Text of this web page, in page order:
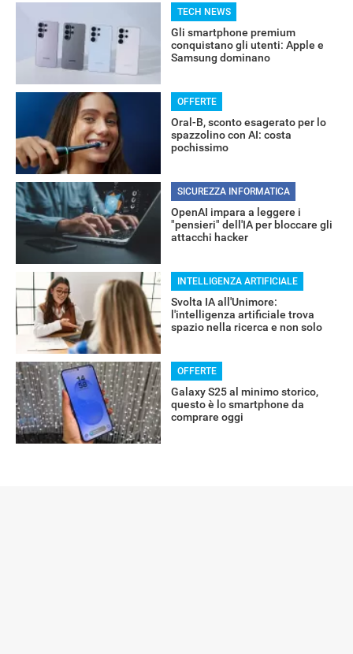
RECENSIONI
TECH NEWS
Gli smartphone premium
conquistano gli utenti: Apple e
Samsung dominano
OFFERTE
Oral-B, sconto esagerato per lo
spazzolino con AI: costa
pochissimo
SICUREZZA INFORMATICA
OpenAI impara a leggere i
"pensieri" dell'IA per bloccare gli
attacchi hacker
INTELLIGENZA ARTIFICIALE
Svolta IA all'Unimore:
l'intelligenza artificiale trova
spazio nella ricerca e non solo
OFFERTE
Galaxy S25 al minimo storico,
questo è lo smartphone da
comprare oggi